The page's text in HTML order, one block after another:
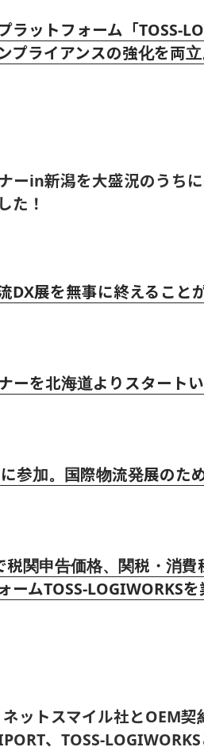
ラットフォーム「TOSS-
プライアンスの強化を両立
ーin新潟を大盛況のうち
た！
DX展を無事に終えること
ーを北海道よりスタート
参加。国際物流発展のた
関申告価格、関税・消
ームTOSS-LOGIWORKS
ットスマイル社とOEM契
、TOSS-